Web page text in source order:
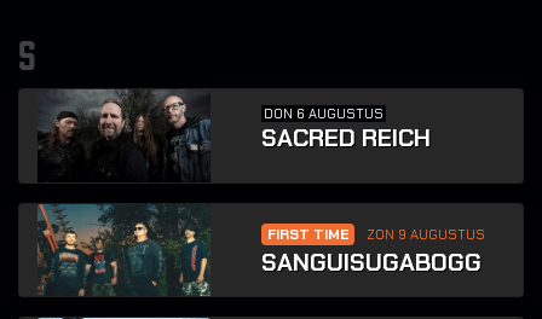
s
DON 6 AUGUSTUS
SACRED REICH
FIRST TIME ZON 9 AUGUSTUS
SANGUISUGABOGG